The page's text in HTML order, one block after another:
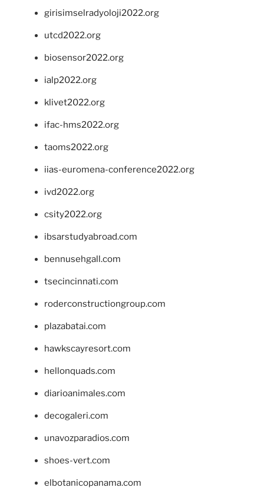
girisimselradyoloji2022.org
utcd2022.org
biosensor2022.org
ialp2022.org
klivet2022.org
ifac-hms2022.org
taoms2022.org
iias-euromena-conference2022.org
ivd2022.org
csity2022.org
ibsarstudyabroad.com
bennusehgall.com
tsecincinnati.com
roderconstructiongroup.com
plazabatai.com
hawkscayresort.com
hellonquads.com
diarioanimales.com
decogaleri.com
unavozparadios.com
shoes-vert.com
elbotanicopanama.com